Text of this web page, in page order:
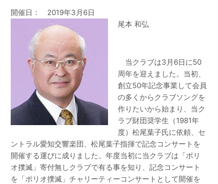
開催日： 2019年3月6日
尾本 和弘
当クラブは3月6日に50
周年を迎えました。当初、
創立50年記念事業して会員
の多くからクラブソングを
作りたいから始まり、当ク
ラブ財団奨学生（1981年
度）松尾葉子氏に依頼、セ
ントラル愛知交響楽団、松尾葉子指揮で記念コンサートを
開催する運びに成りました。年度当初に当クラブは「ポリ
オ撲滅」寄付無しクラブで有る事を知り、記念コンサート
を「ポリオ撲滅」チャリーティーコンサートとして開催を